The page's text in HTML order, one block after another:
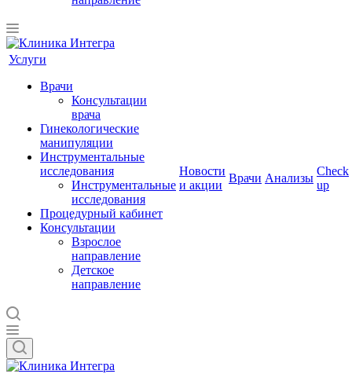
Услуги
Врачи
Консультации
врача
Гинекологические
манипуляции
Инструментальные
исследования
Инструментальные
исследования
Процедурный кабинет
Консультации
Взрослое
направление
Детское
направление
Новости
и акции
Врачи Анализы
Check
up